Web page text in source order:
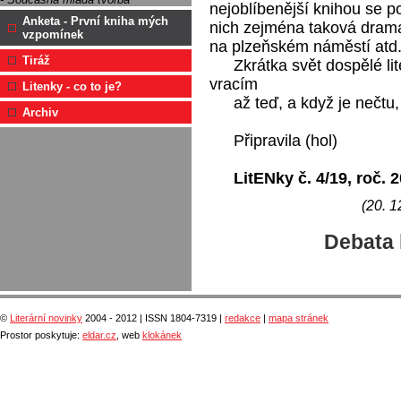
Anketa - První kniha mých
vzpomínek
Tiráž
Litenky - co to je?
Archiv
nejoblíbenější knihou se
nich zejména taková
na plzeňském náměstí atd.
Zkrátka svět dospělé
vracím
až teď, a když je
Připravila (hol)
LitENky č. 4/19, roč.
(20.
Debata
© Literární novinky 2004 - 2012 | ISSN 1804-7319 | redakce
mapa stránek
Prostor poskytuje: eldar.cz , web klokánek